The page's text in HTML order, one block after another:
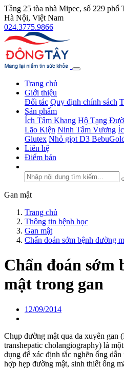
Tầng 25 tòa nhà Mipec, số 229
Hà Nội, Việt Nam
024.3775.9866
Trang chủ
Giới thiệu
Đối tác Quy định chính sách
Sản phẩm
Ích Tâm Khang Hộ Tạng
Lão Kiện Ninh Tâm Vương
Glutex Nhỏ giọt D3
Liên hệ
Điểm bán
Gan mật
Trang chủ
Thông tin bệnh học
Gan mật
Chẩn đoán sớm bệnh đường
Chẩn đoán sớm
mật trong gan
12/09/2014
Chụp đường mật qua da xuyên gan
transhepatic cholangiography) là
dụng để xác định tắc nghẽn ống
hợp hẹp đường mật, sinh thiết ống